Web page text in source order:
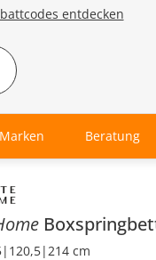
entdecken
Marken Beratung
Seitenleiste
cm